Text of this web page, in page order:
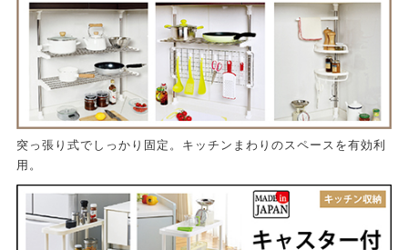
突っ張り式でしっかり固定。キッチンまわりのスペースを有効利
用。